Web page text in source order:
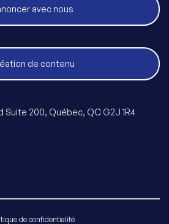
avec nous
de contenu
Suite 200, Québec, QC G2J 1R4
de confidentialité